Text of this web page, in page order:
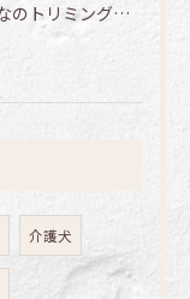
みんなのトリミング日記🌟
介護犬